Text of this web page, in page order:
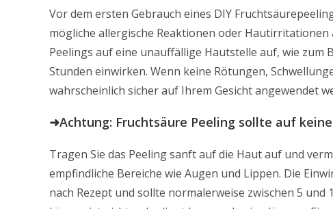
Vor dem ersten Gebrauch eines DIY
mögliche allergische Reaktionen oder
Peelings auf eine unauffällige Hautstelle auf, wie zum
Stunden einwirken. Wenn keine Rötungen,
wahrscheinlich sicher auf Ihrem Gesicht angewendet
➜Achtung: Fruchtsäure Peeling sollte auf
Tragen Sie das Peeling sanft auf die Haut auf und
empfindliche Bereiche wie Augen und Lippen. Die
nach Rezept und sollte normalerweise zwischen 5 und